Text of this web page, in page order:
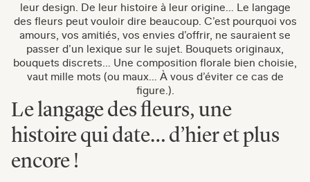
leur design. De leur histoire à leur origine… Le langage
des fleurs peut vouloir dire beaucoup. C’est pourquoi vos
amours, vos amitiés, vos envies d’offrir, ne sauraient se
passer d’un lexique sur le sujet. Bouquets originaux,
bouquets discrets… Une composition florale bien choisie,
vaut mille mots (ou maux… À vous d’éviter ce cas de
figure.).
Le langage des fleurs, une
histoire qui date… d’hier et plus
encore !